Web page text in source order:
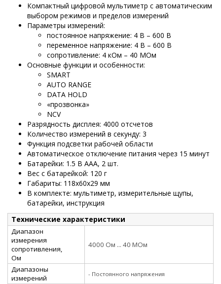
Компактный цифровой мультиметр с автоматическим
выбором режимов и пределов измерений
Параметры измерений:
постоянное напряжение: 4 В – 600 В
переменное напряжение: 4 В – 600 В
сопротивление: 4 кОм – 40 МОм
Основные функции и особенности:
SMART
AUTO RANGE
DATA HOLD
«прозвонка»
NCV
Разрядность дисплея: 4000 отсчетов
Количество измерений в секунду: 3
Функция подсветки рабочей области
Автоматическое отключение питания через 15 минут
Батарейки: 1.5 В ААА, 2 шт.
Вес с батарейкой: 120 г
Габариты: 118х60х29 мм
В комплекте: мультиметр, измерительные щупы,
батарейки, инструкция
Технические характеристики
Диапазон
измерения
сопротивления,
Ом
4000 Ом ... 40 МОм
Диапазоны
измерений
- Постоянного напряжения